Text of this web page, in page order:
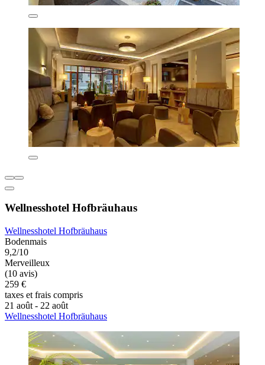
Wellnesshotel Hofbräuhaus
Wellnesshotel Hofbräuhaus
Bodenmais
9,2/10
Merveilleux
(10 avis)
259 €
taxes et frais compris
21 août - 22 août
Wellnesshotel Hofbräuhaus